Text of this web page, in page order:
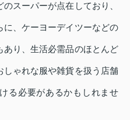
スーパーが点在しており、
に、ケーヨーデイツーなどの
り、生活必需品のほとんど
ゃれな服や雑貨を扱う店舗
る必要があるかもしれませ